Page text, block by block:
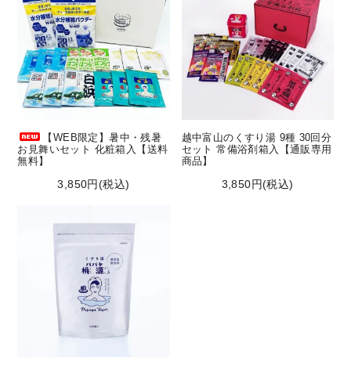
【WEB限定】暑中・残暑
お見舞いセット 化粧箱入【送料
無料】
3,850円(税込)
越中富山のくすり湯 9種 30回分
セット 常備浴剤箱入【通販専用
商品】
3,850円(税込)